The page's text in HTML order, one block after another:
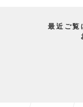
最近ご覧